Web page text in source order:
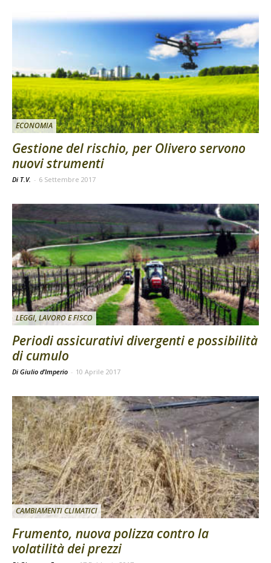
ECONOMIA
Gestione del rischio, per Olivero servono
nuovi strumenti
Di T.V. - 6 Settembre 2017
LEGGI, LAVORO E FISCO
Periodi assicurativi divergenti e possibilità
di cumulo
Di Giulio d’Imperio - 10 Aprile 2017
CAMBIAMENTI CLIMATICI
Frumento, nuova polizza contro la
volatilità dei prezzi